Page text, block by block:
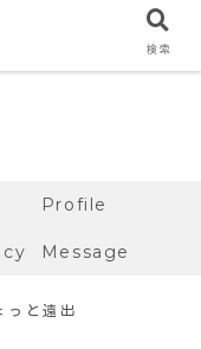
Profile
Message
っと遠出
検索